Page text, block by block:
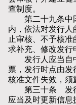
查制度。
第二十九条中国
内，依法对发行
止审核、不予核
求补充、修改发行
发行人应当自中
票，发行时点由发
核准文件失效，须
第三十条 发行
应当及时更新信息